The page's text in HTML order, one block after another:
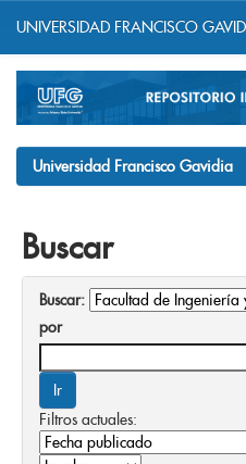
navigation
UNIVERSIDAD FRANCISCO
Universidad Francisco Gavidia
Buscar
Buscar:
por
Filtros actuales: